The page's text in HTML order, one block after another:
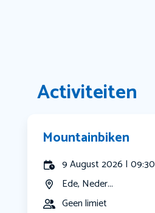
Activiteiten
Mountainbiken
9 August 2026 | 09:30
Ede, Neder...
Geen limiet